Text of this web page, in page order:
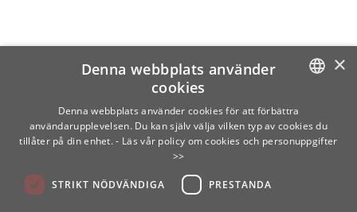
SWEDISH
×
Denna webbplats använder
cookies
Denna webbplats använder cookies för att förbättra
användarupplevelsen. Du kan själv välja vilken typ av cookies du
tillåter på din enhet. - Läs vår policy om cookies och personuppgifter
>>
STRIKT NÖDVÄNDIGA PRESTANDA